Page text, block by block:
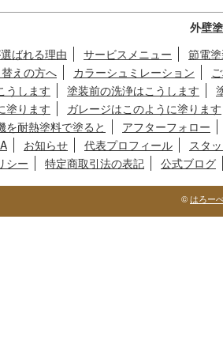
外壁
ばれる理由 サービスメニュー
節電
えの方へ
カラーシュミレーション
うします
塗装前の洗浄はこうします
塗ります
ガレージはこのように塗ります
を耐熱塗料で塗ると
アフターフォロー
お知らせ 代表プロフィール
スタ
シー
特定商取引法の表記 公式ブログ
©はろー